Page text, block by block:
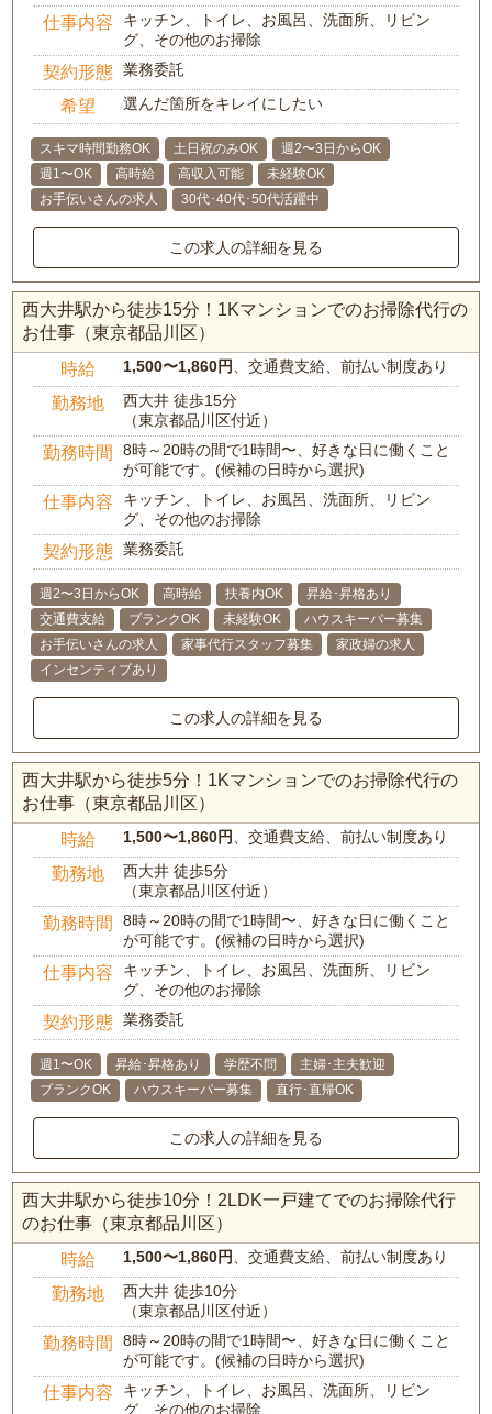
仕事内容
キッチン、トイレ、お風呂、洗面所、リビン
グ、その他のお掃除
契約形態 業務委託
希望 選んだ箇所をキレイにしたい
スキマ時間勤務OK 土日祝のみOK
週2〜3日からOK
週1〜OK
高時給 高収入可能
未経験OK
お手伝いさんの求人
30代･40代･50代活躍中
この求人の詳細を見る
西大井駅から徒歩15分！1Kマンションでのお掃除代行の
お仕事（東京都品川区）
時給 1,500〜1,860円 、交通費支給、前払い制度あり
勤務地
西大井 徒歩15分
（東京都品川区付近）
勤務時間
8時～20時の間で1時間〜、好きな日に働くこと
が可能です。(候補の日時から選択)
仕事内容
キッチン、トイレ、お風呂、洗面所、リビン
グ、その他のお掃除
契約形態 業務委託
週2〜3日からOK 高時給 扶養内OK
昇給･昇格あり
交通費支給
ブランクOK 未経験OK
ハウスキーパー募集
お手伝いさんの求人
家事代行スタッフ募集
家政婦の求人
インセンティブあり
この求人の詳細を見る
西大井駅から徒歩5分！1Kマンションでのお掃除代行の
お仕事（東京都品川区）
時給 1,500〜1,860円 、交通費支給、前払い制度あり
勤務地
西大井 徒歩5分
（東京都品川区付近）
勤務時間
8時～20時の間で1時間〜、好きな日に働くこと
が可能です。(候補の日時から選択)
仕事内容
キッチン、トイレ、お風呂、洗面所、リビン
グ、その他のお掃除
契約形態 業務委託
週1〜OK 昇給･昇格あり 学歴不問
主婦･主夫歓迎
ブランクOK
ハウスキーパー募集 直行･直帰OK
この求人の詳細を見る
西大井駅から徒歩10分！2LDK一戸建てでのお掃除代行
のお仕事（東京都品川区）
時給 1,500〜1,860円 、交通費支給、前払い制度あり
勤務地
西大井 徒歩10分
（東京都品川区付近）
勤務時間
8時～20時の間で1時間〜、好きな日に働くこと
が可能です。(候補の日時から選択)
仕事内容
キッチン、トイレ、お風呂、洗面所、リビン
グ、その他のお掃除